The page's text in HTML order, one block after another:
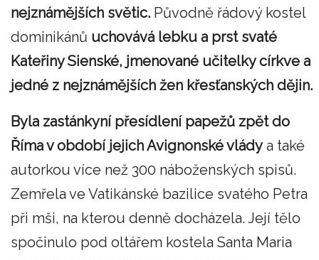
nejznámějších světic. Původně řádový kostel
dominikánů uchovává lebku a prst svaté
Kateřiny Sienské, jmenované učitelky církve a
jedné z nejznámějších žen křesťanských dějin.
Byla zastánkyní přesídlení papežů zpět do
Říma v období jejich Avignonské vládya také
autorkou více než 300 náboženských spisů.
Zemřela ve Vatikánské bazilice svatého Petra
při mši, na kterou denně docházela. Její tělo
spočinulo pod oltářem kostela Santa Maria